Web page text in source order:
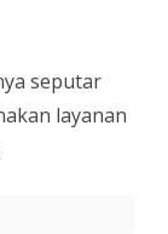
seputar
layanan